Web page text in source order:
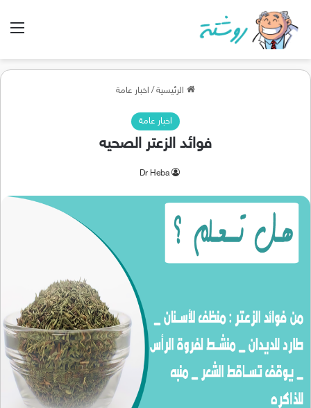
الرئيسية/ اخبار عامة
اخبار عامة
فوائد الزعتر الصحيه
Dr Heba